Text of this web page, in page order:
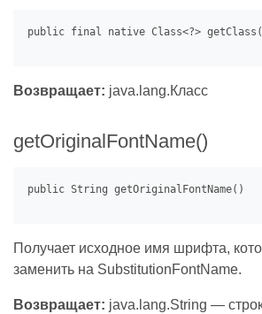
Возвращает: java.lang.Класс
getOriginalFontName()
Получает исходное имя шрифта,
заменить на SubstitutionFontName.
Возвращает: java.lang.String —